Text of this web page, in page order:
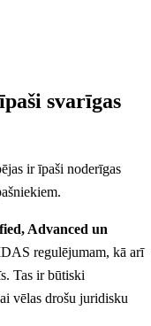
svarīgas
ir īpaši noderīgas
Advanced un
regulējumam, kā arī
Tas ir būtiski
vēlas drošu juridisku